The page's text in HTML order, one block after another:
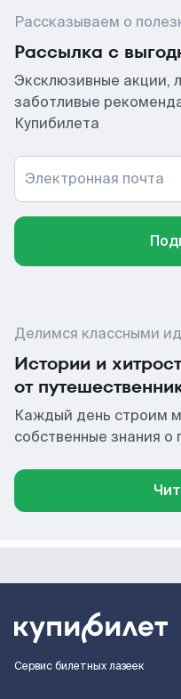
Рассказываем о
Рассылка с
Эксклюзивные акции,
заботливые
Купибилета
Электронная почта
Делимся классными
Истории и
от
Каждый день строим
собственные знания о
Сервис билетных лазеек